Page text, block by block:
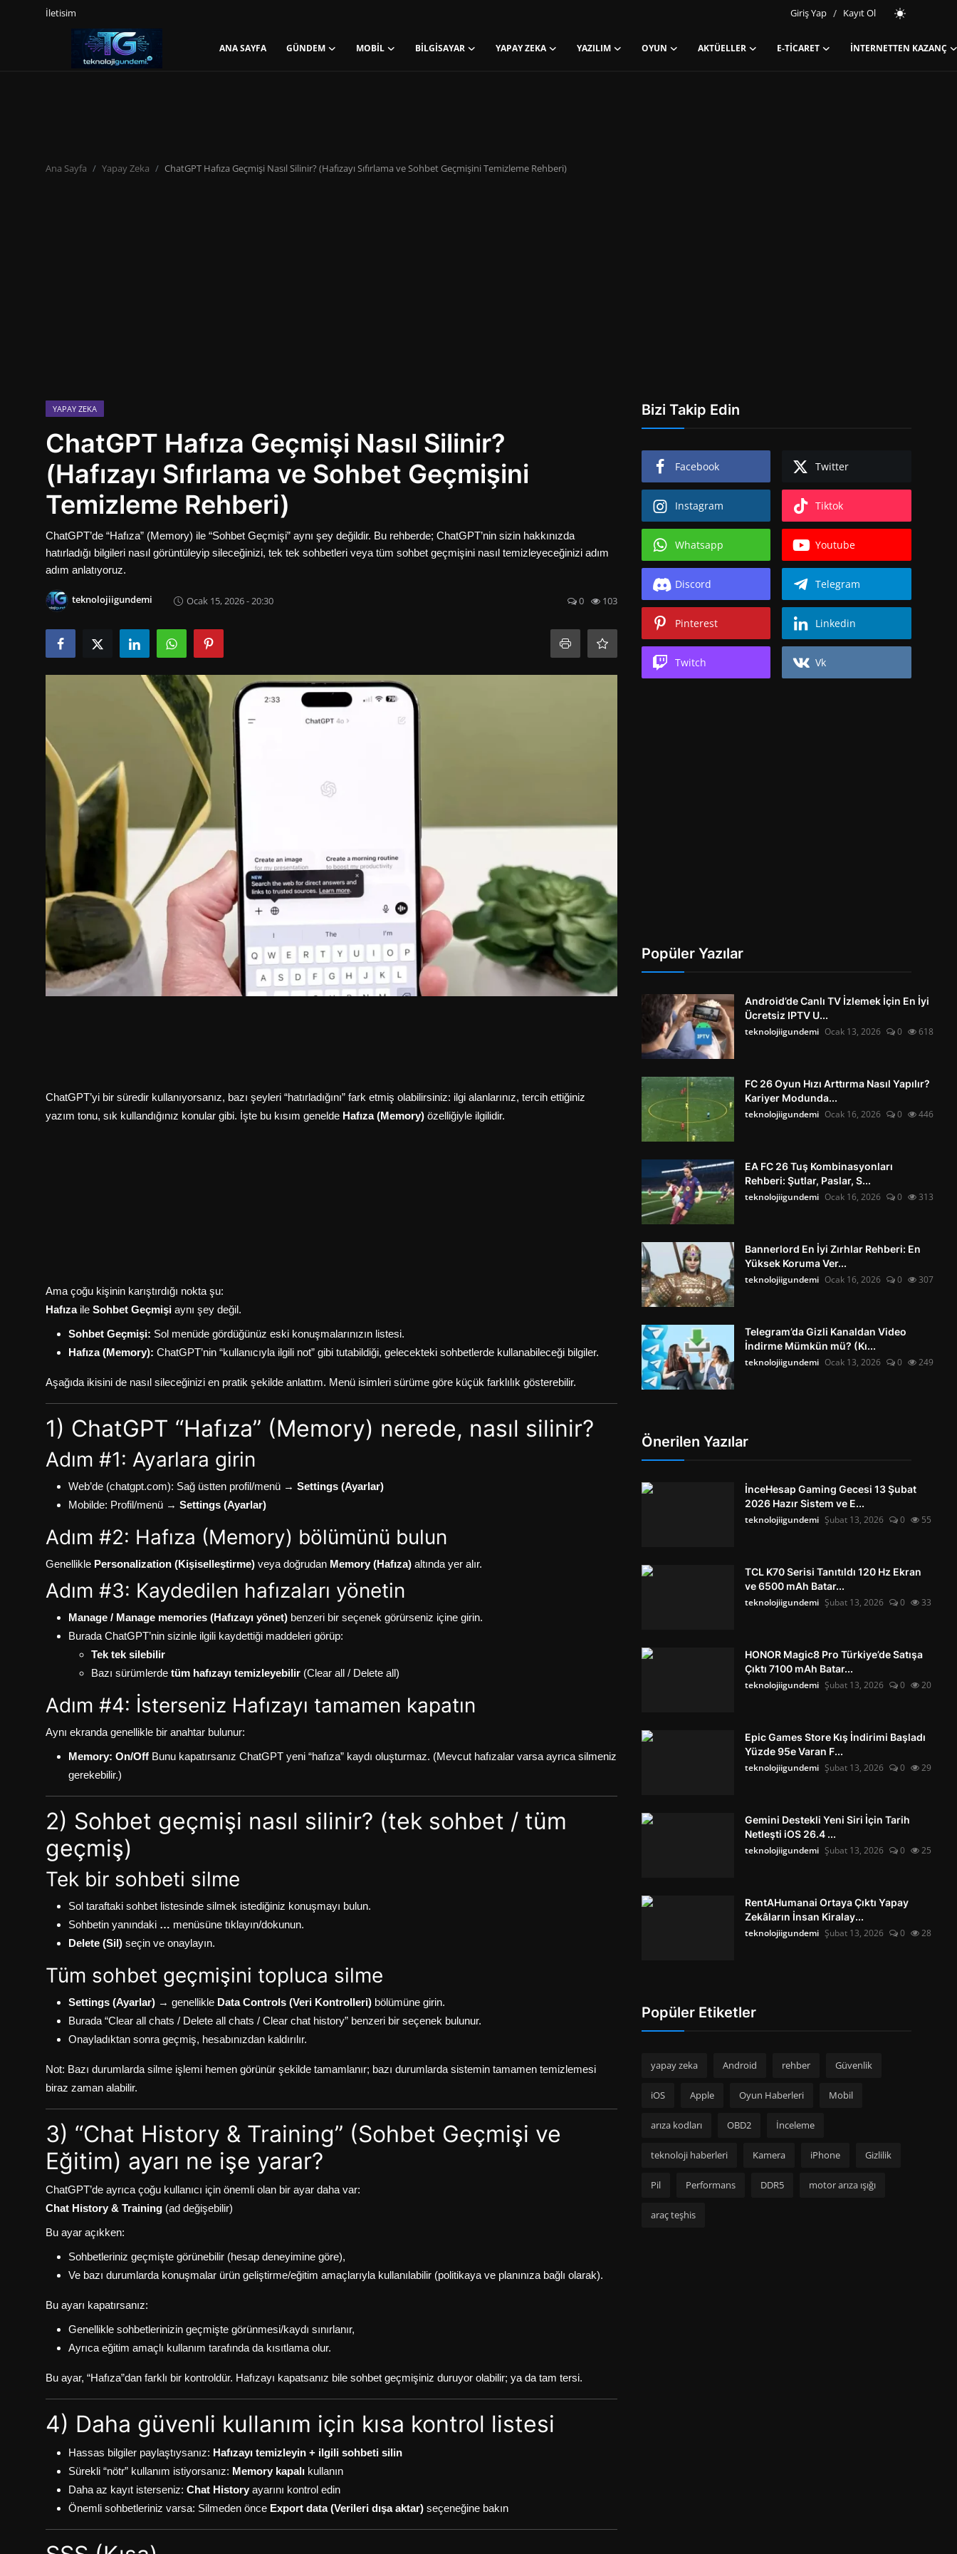
İletisim Giriş Yap / Kayıt Ol
ANA SAYFA GÜNDEM MOBIL BILGISAYAR YAPAY ZEKA YAZILIM OYUN AKTÜELLER E-TICARET İNTERNETTEN KAZANÇ
Aktüeller
E-Ticaret
İnternetten Kazanç
Otomotiv Teknolojileri
Ana Sayfa Yapay Zeka ChatGPT Hafıza Geçmişi Nasıl Silinir? (Hafızayı Sıfırlama ve Sohbet Geçmişini Temizleme Rehberi)
YAPAY ZEKA
ChatGPT Hafıza Geçmişi Nasıl Silinir?
(Hafızayı Sıfırlama ve Sohbet Geçmişini
Temizleme Rehberi)
ChatGPT’de “Hafıza” (Memory) ile “Sohbet Geçmişi” aynı şey değildir. Bu rehberde; ChatGPT’nin sizin hakkınızda
hatırladığı bilgileri nasıl görüntüleyip sileceğinizi, tek tek sohbetleri veya tüm sohbet geçmişini nasıl temizleyeceğinizi adım
adım anlatıyoruz.
teknolojiigundemi Ocak 15, 2026 - 20:30 0 103
ChatGPT’yi bir süredir kullanıyorsanız, bazı şeyleri “hatırladığını” fark etmiş olabilirsiniz: ilgi alanlarınız, tercih ettiğiniz
yazım tonu, sık kullandığınız konular gibi. İşte bu kısım genelde Hafıza (Memory) özelliğiyle ilgilidir.
Ama çoğu kişinin karıştırdığı nokta şu:
Hafıza ile Sohbet Geçmişi aynı şey değil.
Sohbet Geçmişi: Sol menüde gördüğünüz eski konuşmalarınızın listesi.
Hafıza (Memory): ChatGPT’nin “kullanıcıyla ilgili not” gibi tutabildiği, gelecekteki sohbetlerde kullanabileceği bilgiler.
Aşağıda ikisini de nasıl sileceğinizi en pratik şekilde anlattım. Menü isimleri sürüme göre küçük farklılık gösterebilir.
1) ChatGPT “Hafıza” (Memory) nerede, nasıl silinir?
Adım #1: Ayarlara girin
Web’de (chatgpt.com): Sağ üstten profil/menü → Settings (Ayarlar)
Mobilde: Profil/menü → Settings (Ayarlar)
Adım #2: Hafıza (Memory) bölümünü bulun
Genellikle Personalization (Kişiselleştirme) veya doğrudan Memory (Hafıza) altında yer alır.
Adım #3: Kaydedilen hafızaları yönetin
Manage / Manage memories (Hafızayı yönet) benzeri bir seçenek görürseniz içine girin.
Burada ChatGPT’nin sizinle ilgili kaydettiği maddeleri görüp:
Tek tek silebilir
Bazı sürümlerde tüm hafızayı temizleyebilir (Clear all / Delete all)
Adım #4: İsterseniz Hafızayı tamamen kapatın
Aynı ekranda genellikle bir anahtar bulunur:
Memory: On/Off Bunu kapatırsanız ChatGPT yeni “hafıza” kaydı oluşturmaz. (Mevcut hafızalar varsa ayrıca silmeniz
gerekebilir.)
2) Sohbet geçmişi nasıl silinir? (tek sohbet / tüm
geçmiş)
Tek bir sohbeti silme
Sol taraftaki sohbet listesinde silmek istediğiniz konuşmayı bulun.
Sohbetin yanındaki … menüsüne tıklayın/dokunun.
Delete (Sil) seçin ve onaylayın.
Tüm sohbet geçmişini topluca silme
Settings (Ayarlar) → genellikle Data Controls (Veri Kontrolleri) bölümüne girin.
Burada “Clear all chats / Delete all chats / Clear chat history” benzeri bir seçenek bulunur.
Onayladıktan sonra geçmiş, hesabınızdan kaldırılır.
Not: Bazı durumlarda silme işlemi hemen görünür şekilde tamamlanır; bazı durumlarda sistemin tamamen temizlemesi
biraz zaman alabilir.
3) “Chat History & Training” (Sohbet Geçmişi ve
Eğitim) ayarı ne işe yarar?
ChatGPT’de ayrıca çoğu kullanıcı için önemli olan bir ayar daha var:
Chat History & Training (ad değişebilir)
Bu ayar açıkken:
Sohbetleriniz geçmişte görünebilir (hesap deneyimine göre),
Ve bazı durumlarda konuşmalar ürün geliştirme/eğitim amaçlarıyla kullanılabilir (politikaya ve planınıza bağlı olarak).
Bu ayarı kapatırsanız:
Genellikle sohbetlerinizin geçmişte görünmesi/kaydı sınırlanır,
Ayrıca eğitim amaçlı kullanım tarafında da kısıtlama olur.
Bu ayar, “Hafıza”dan farklı bir kontroldür. Hafızayı kapatsanız bile sohbet geçmişiniz duruyor olabilir; ya da tam tersi.
4) Daha güvenli kullanım için kısa kontrol listesi
Hassas bilgiler paylaştıysanız: Hafızayı temizleyin + ilgili sohbeti silin
Sürekli “nötr” kullanım istiyorsanız: Memory kapalı kullanın
Daha az kayıt isterseniz: Chat History ayarını kontrol edin
Önemli sohbetleriniz varsa: Silmeden önce Export data (Verileri dışa aktar) seçeneğine bakın
Bizi Takip Edin
Facebook Twitter
Instagram Tiktok
Whatsapp Youtube
Discord Telegram
Pinterest Linkedin
Twitch Vk
Popüler Yazılar
Android’de Canlı TV İzlemek İçin En İyi
Ücretsiz IPTV U...
teknolojiigundemi Ocak 13, 2026 0 618
FC 26 Oyun Hızı Arttırma Nasıl Yapılır?
Kariyer Modunda...
teknolojiigundemi Ocak 16, 2026 0 446
EA FC 26 Tuş Kombinasyonları
Rehberi: Şutlar, Paslar, S...
teknolojiigundemi Ocak 16, 2026 0 313
Bannerlord En İyi Zırhlar Rehberi: En
Yüksek Koruma Ver...
teknolojiigundemi Ocak 16, 2026 0 307
Telegram’da Gizli Kanaldan Video
İndirme Mümkün mü? (Kı...
teknolojiigundemi Ocak 13, 2026 0 249
Önerilen Yazılar
İnceHesap Gaming Gecesi 13 Şubat
2026 Hazır Sistem ve E...
teknolojiigundemi Şubat 13, 2026 0 55
TCL K70 Serisi Tanıtıldı 120 Hz Ekran
ve 6500 mAh Batar...
teknolojiigundemi Şubat 13, 2026 0 33
HONOR Magic8 Pro Türkiye’de Satışa
Çıktı 7100 mAh Batar...
teknolojiigundemi Şubat 13, 2026 0 20
Epic Games Store Kış İndirimi Başladı
Yüzde 95e Varan F...
teknolojiigundemi Şubat 13, 2026 0 29
Gemini Destekli Yeni Siri İçin Tarih
Netleşti iOS 26.4 ...
teknolojiigundemi Şubat 13, 2026 0 25
RentAHumanai Ortaya Çıktı Yapay
Zekâların İnsan Kiralay...
teknolojiigundemi Şubat 13, 2026 0 28
Popüler Etiketler
yapay zeka Android rehber Güvenlik
iOS Apple Oyun Haberleri Mobil
arıza kodları OBD2 İnceleme
teknoloji haberleri Kamera iPhone Gizlilik
Pil Performans DDR5 motor arıza ışığı
araç teşhis